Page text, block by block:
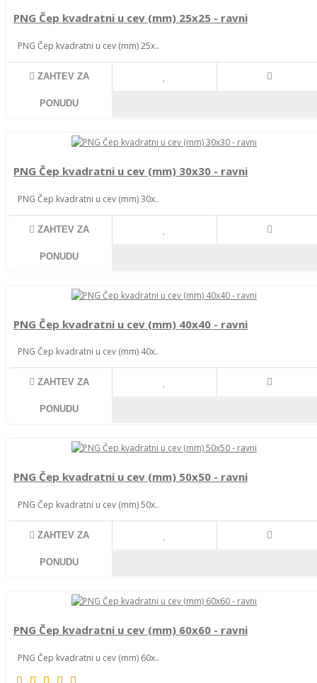
PNG Čep kvadratni u cev (mm) 25x25 - ravni
PNG Čep kvadratni u cev (mm) 25x..
ZAHTEV ZA
PONUDU
PNG Čep kvadratni u cev (mm) 30x30 - ravni
PNG Čep kvadratni u cev (mm) 30x..
ZAHTEV ZA
PONUDU
PNG Čep kvadratni u cev (mm) 40x40 - ravni
PNG Čep kvadratni u cev (mm) 40x..
ZAHTEV ZA
PONUDU
PNG Čep kvadratni u cev (mm) 50x50 - ravni
PNG Čep kvadratni u cev (mm) 50x..
ZAHTEV ZA
PONUDU
PNG Čep kvadratni u cev (mm) 60x60 - ravni
PNG Čep kvadratni u cev (mm) 60x..